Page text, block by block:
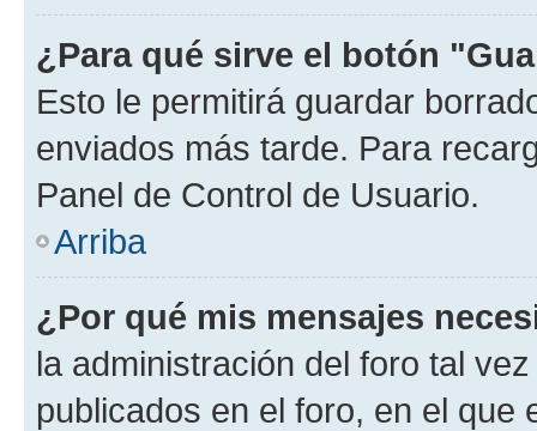
¿Para qué sirve el botón
Esto le permitirá guardar
enviados más tarde. Para
Panel de Control de Usuario.
Arriba
¿Por qué mis mensajes
la administración del foro tal
publicados en el foro, en el